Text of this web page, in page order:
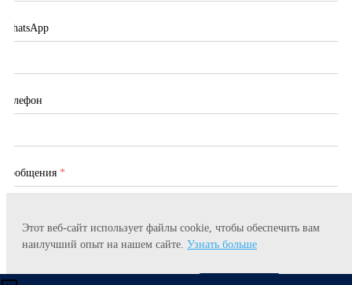
Этот веб-сайт использует файлы cookie, чтобы обеспечить вам
наилучший опыт на нашем сайте. Узнать больше
WhatsApp
Телефон
Сообщения *